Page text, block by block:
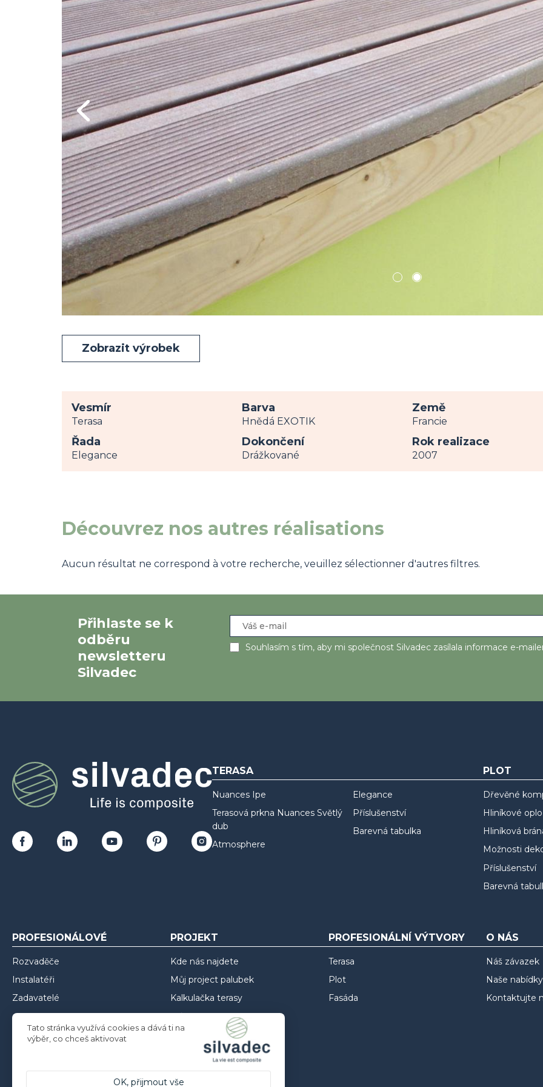
Previous
1 2
Zobrazit výrobek
Vesmír
Terasa
Řada
Elegance
Barva
Hnědá EXOTIK
Dokončení
Drážkované
Země
Francie
Rok realizace
2007
Découvrez nos autres réalisations
Aucun résultat ne correspond à votre recherche, veuillez sélectionner d'autres filtres.
Přihlaste se k
odběru
newsletteru
Silvadec
Souhlasím s tím, aby mi společnost Silvadec zasílala informace e-
TERASA
Nuances Ipe
Terasová prkna Nuances Světlý
dub
Atmosphere
Elegance
Příslušenství
Barevná tabulka
PLOT
Dřevěné
Hliníkové
Hliníková
Možnosti
Příslušenství
Barevná
PROFESIONÁLOVÉ
Rozvaděče
Instalatéři
Zadavatelé
PROJEKT
Kde nás najdete
Můj project palubek
Kalkulačka terasy
Můj project oplocení
Můj project opláštění
Inspirace
Rady pro instalaci
PROFESIONÁLNÍ VÝTVORY
Terasa
Plot
Fasáda
O NÁS
Náš závazek
Naše
Kontaktujte
Tato stránka využívá cookies a dává ti na
výběr, co chceš aktivovat
OK, přijmout vše